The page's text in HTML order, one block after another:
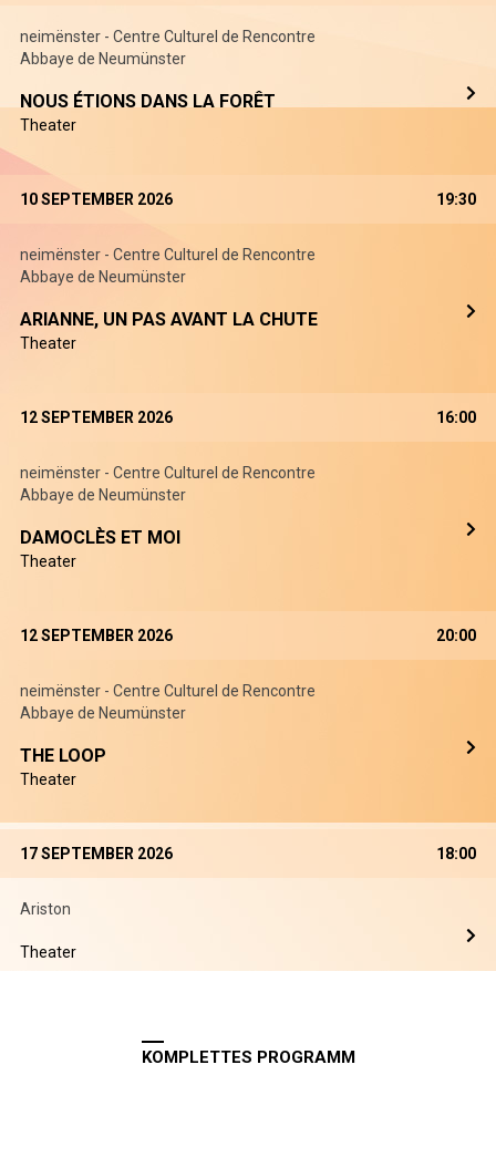
neimënster - Centre Culturel de Rencontre
Abbaye de Neumünster
NOUS ÉTIONS DANS LA FORÊT
Theater
10 SEPTEMBER 2026 19:30
neimënster - Centre Culturel de Rencontre
Abbaye de Neumünster
ARIANNE, UN PAS AVANT LA CHUTE
Theater
12 SEPTEMBER 2026 16:00
neimënster - Centre Culturel de Rencontre
Abbaye de Neumünster
DAMOCLÈS ET MOI
Theater
12 SEPTEMBER 2026 20:00
neimënster - Centre Culturel de Rencontre
Abbaye de Neumünster
THE LOOP
Theater
17 SEPTEMBER 2026 18:00
Ariston
Theater
KOMPLETTES PROGRAMM